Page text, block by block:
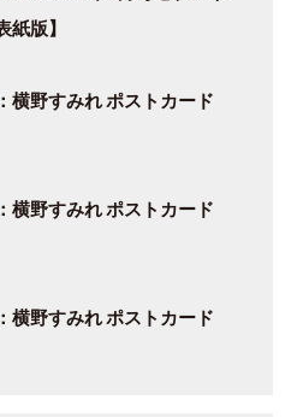
版】
横野すみれ ポストカード
横野すみれ ポストカード
横野すみれ ポストカード